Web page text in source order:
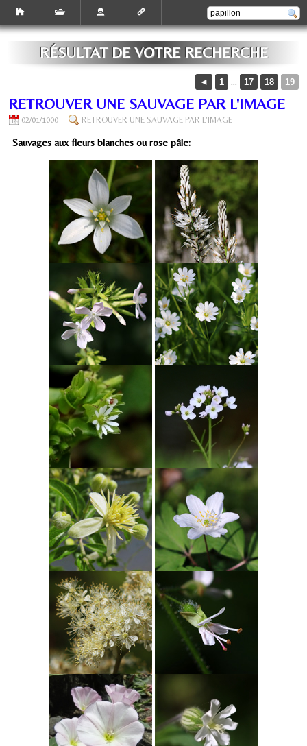
RÉSULTAT DE VOTRE RECHERCHE
◄ 1 ... 17 18 19
RETROUVER UNE SAUVAGE PAR L'IMAGE
02/01/1000 RETROUVER UNE SAUVAGE PAR L'IMAGE
Sauvages aux fleurs blanches ou rose pâle: